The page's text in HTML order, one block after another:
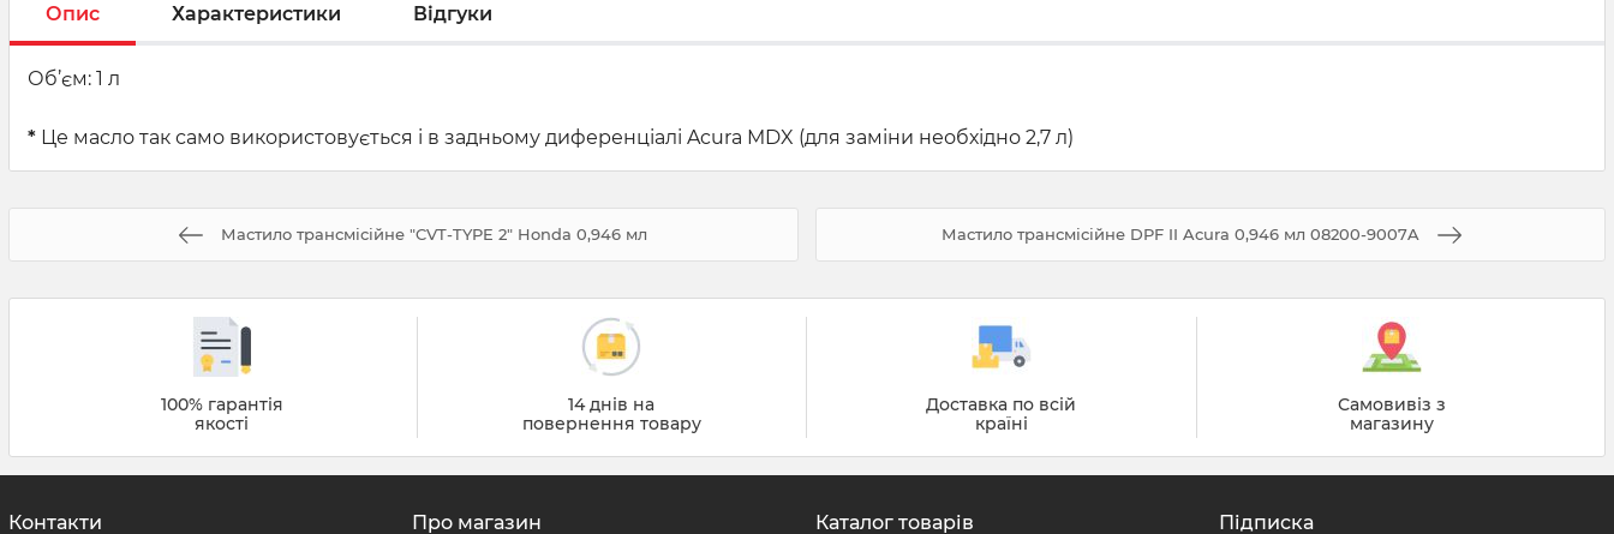
Опис Характеристики Відгуки
Об’єм: 1 л
* Це масло так само використовується і в задньому диференціалі Acura MDX (для заміни необхідно 2,7 л)
Мастило трансмісійне "CVT-TYPE 2" Honda 0,946 мл Мастило трансмісійне DPF II Acura 0,946 мл 08200-9007A
100% гарантія
якості
14 днів на
повернення товару
Доставка по всій
країні
Самовивіз з
магазину
Контакти Про магазин Каталог товарів Підписка